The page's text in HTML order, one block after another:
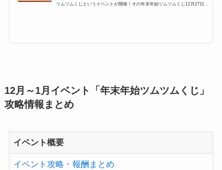
ツムツムくじというイベントが開催！その年末年始ツムツムくじ12月27日に
12月～1月イベント「年末年始ツムツムくじ」
攻略情報まとめ
イベント概要
イベント攻略・報酬まとめ